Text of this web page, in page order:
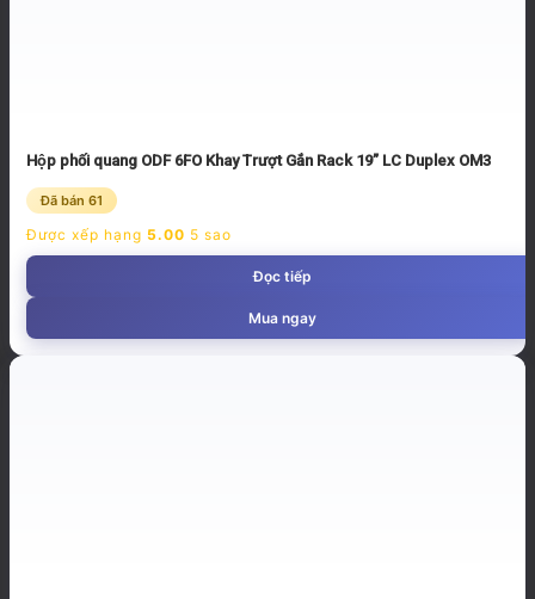
Hộp phối quang ODF 6FO Khay Trượt Gắn Rack 19” LC Duplex OM3
Đã bán 61
Được xếp hạng 5.00 5 sao
Đọc tiếp
Mua ngay